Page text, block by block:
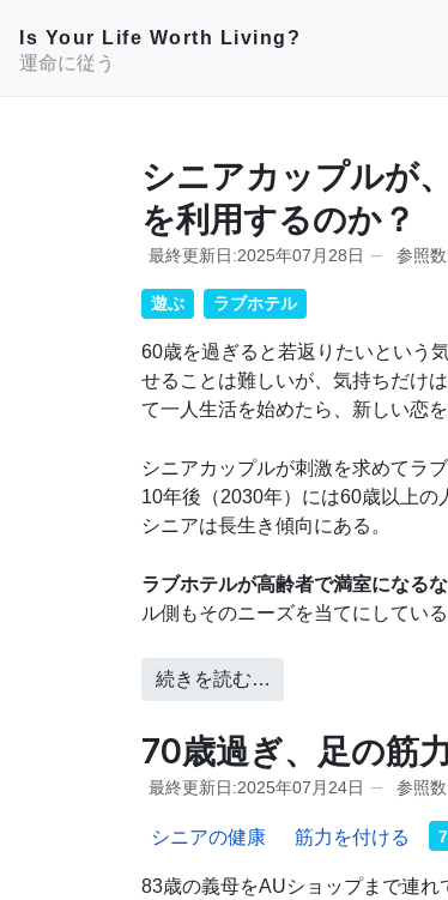
Is Your Life Worth Living?
運命に従う
シニアカップルが
を利用するのか？
最終更新日:2025年07月28日 参照
遊ぶ ラブホテル
60歳を過ぎると若返りたいという
せることは難しいが、気持ちだけ
て一人生活を始めたら、新しい恋
シニアカップルが刺激を求めてラ
10年後（2030年）には60歳以上の
シニアは長生き傾向にある。
ラブホテルが高齢者で満室になる
ル側もそのニーズを当てにしてい
続きを読む…
70歳過ぎ、足の筋
最終更新日:2025年07月24日 参照
シニアの健康 筋力を付ける
83歳の義母をAUショップまで連